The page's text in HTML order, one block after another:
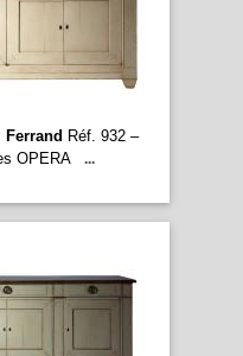
Ferrand Réf. 932 –
OPERA
...